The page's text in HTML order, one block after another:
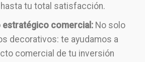
tu total satisfacción.
comercial: No solo
decorativos: te ayudamos a
comercial de tu inversión